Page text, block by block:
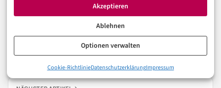
Akzeptieren
Ablehnen
Optionen verwalten
Cookie-RichtlinieDatenschutzerklärungImpressum
In der Reihe
VORHERIGER ARTIKEL
PayPal Alternative: Die besten Bezahldienste für
Online-Shops